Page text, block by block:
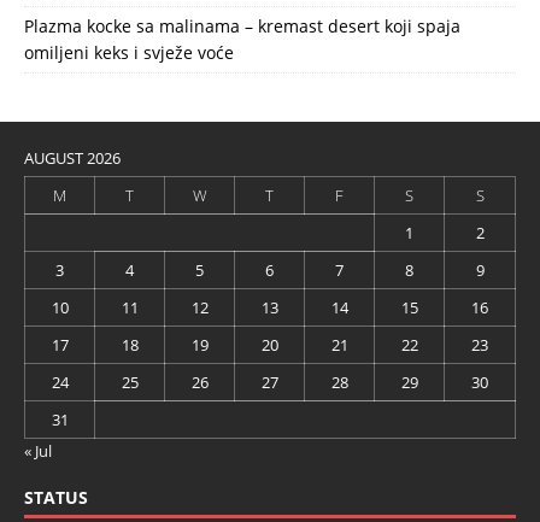
Plazma kocke sa malinama – kremast desert koji spaja
omiljeni keks i svježe voće
AUGUST 2026
M
T W T F S
S
1
2
3
4 5 6 7 8
9
10
11 12 13 14 15
16
17
18 19 20 21 22
23
24
25 26 27 28 29
30
31
« Jul
STATUS